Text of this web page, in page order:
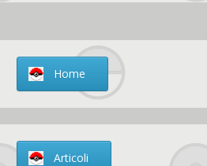
Home
Articoli